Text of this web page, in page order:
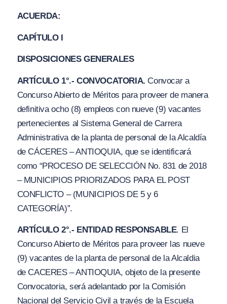
ACUERDA:
CAPÍTULO I
DISPOSICIONES GENERALES
ARTÍCULO 1°.- CONVOCATORIA.Convocar a
Concurso Abierto de Méritos para proveer de manera
definitiva ocho (8) empleos con nueve (9) vacantes
pertenecientes al Sistema General de Carrera
Administrativa de la planta de personal de la Alcaldía
de CÁCERES – ANTIOQUIA, que se identificará
como “PROCESO DE SELECCIÓN No. 831 de 2018
– MUNICIPIOS PRIORIZADOS PARA EL POST
CONFLICTO – (MUNICIPIOS DE 5y 6
CATEGORÍA)”.
ARTÍCULO 2°.- ENTIDAD RESPONSABLE. El
Concurso Abierto de Méritos para proveer las nueve
(9) vacantes de la planta de personal de la Alcaldia
de CACERES – ANTIOQUIA, objeto de la presente
Convocatoria, será adelantado por la Comisión
Nacional del Servicio Civil a través de la Escuela